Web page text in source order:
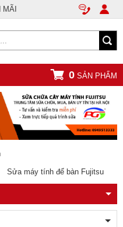
MÃI
0 SẢN PHẨM
Sửa máy tính để bàn Fujitsu